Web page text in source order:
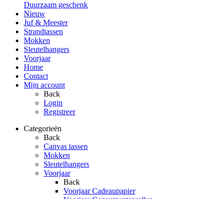
Duurzaam geschenk
Nieuw
Juf & Meester
Strandtassen
Mokken
Sleutelhangers
Voorjaar
Home
Contact
Mijn account
Back
Login
Registreer
Categorieën
Back
Canvas tassen
Mokken
Sleutelhangers
Voorjaar
Back
Voorjaar Cadeaupapier